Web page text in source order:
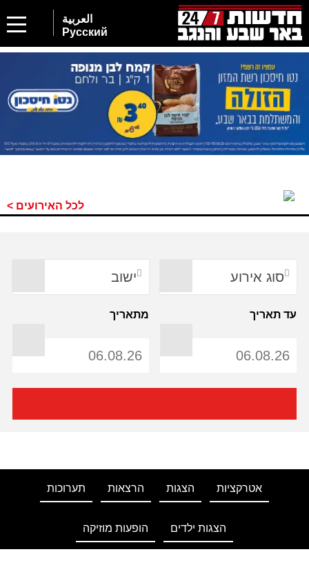
العربية
Русский
לכל האירועים >
ישוב סוג אירוע
מתאריך עד תאריך
אטרקציות הצגות הרצאות תערוכות
הצגות ילדים הופעות מוזיקה
2